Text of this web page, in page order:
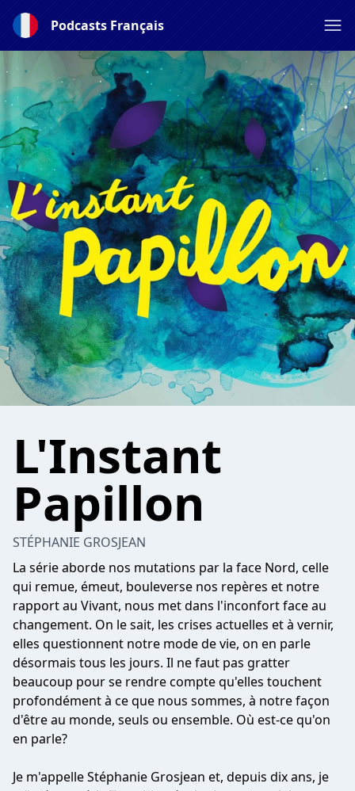
Podcasts Français
L'Instant
Papillon
STÉPHANIE GROSJEAN
La série aborde nos mutations par la face Nord, celle
qui remue, émeut, bouleverse nos repères et notre
rapport au Vivant, nous met dans l'inconfort face au
changement. On le sait, les crises actuelles et à vernir,
elles questionnent notre mode de vie, on en parle
désormais tous les jours. Il ne faut pas gratter
beaucoup pour se rendre compte qu'elles touchent
profondément à ce que nous sommes, à notre façon
d'être au monde, seuls ou ensemble. Où est-ce qu'on
en parle?
Je m'appelle Stéphanie Grosjean et, depuis dix ans, je